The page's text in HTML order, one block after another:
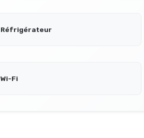
Réfrigérateur
Wi-Fi